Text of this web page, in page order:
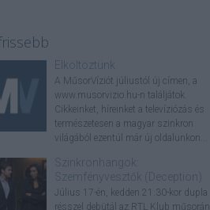
Elköltöztünk
A MűsorVíziót júliustól új címen, a
www.musorvizio.hu-n találjátok.
Cikkeinket, híreinket a televíziózás és
természetesen a magyar szinkron
világából ezentúl már új oldalunkon...
Szinkronhangok:
Szemfényvesztők (Deception)
Július 17-én, kedden 21.30-kor dupla
résszel debütál az RTL Klub műsorán